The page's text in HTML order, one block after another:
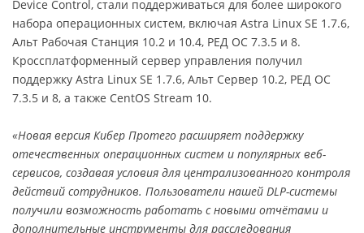
Device Control, стали поддерживаться для более широкого
набора операционных систем, включая Astra Linux SE 1.7.6,
Альт Рабочая Станция 10.2 и 10.4, РЕД ОС 7.3.5 и 8.
Кроссплатформенный сервер управления получил
поддержку Astra Linux SE 1.7.6, Альт Сервер 10.2, РЕД ОС
7.3.5 и 8, а также CentOS Stream 10.
«Новая версия Кибер Протего расширяет поддержку
отечественных операционных систем и популярных веб-
сервисов, создавая условия для централизованного контроля
действий сотрудников. Пользователи нашей DLP-системы
получили возможность работать с новыми отчётами и
дополнительные инструменты для расследования